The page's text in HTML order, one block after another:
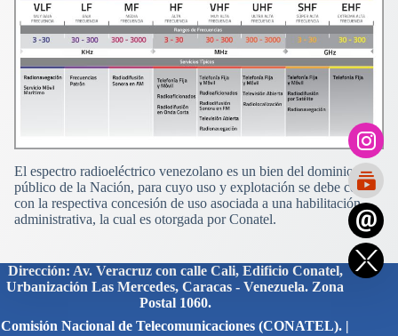
El espectro radioeléctrico venezolano es un bien del dominio
público de la Nación, para cuyo uso y explotación se debe contar
con la respectiva concesión de uso asociada a una habilitación
administrativa, la cual es otorgada por Conatel.
Dirección: Av. Veracruz con calle Cali, Edificio Conatel,
Urbanización Las Mercedes, Caracas - Venezuela. Zona
Postal 1060.
Comisión Nacional de Telecomunicaciones (CONATEL). |